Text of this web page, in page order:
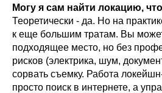
Могу я сам найти локацию,
Теоретически - да. Но на
к еще большим тратам. Вы
подходящее место, но без
рисков (электрика, шум,
сорвать съемку. Работа
просто поиск в интернете, а